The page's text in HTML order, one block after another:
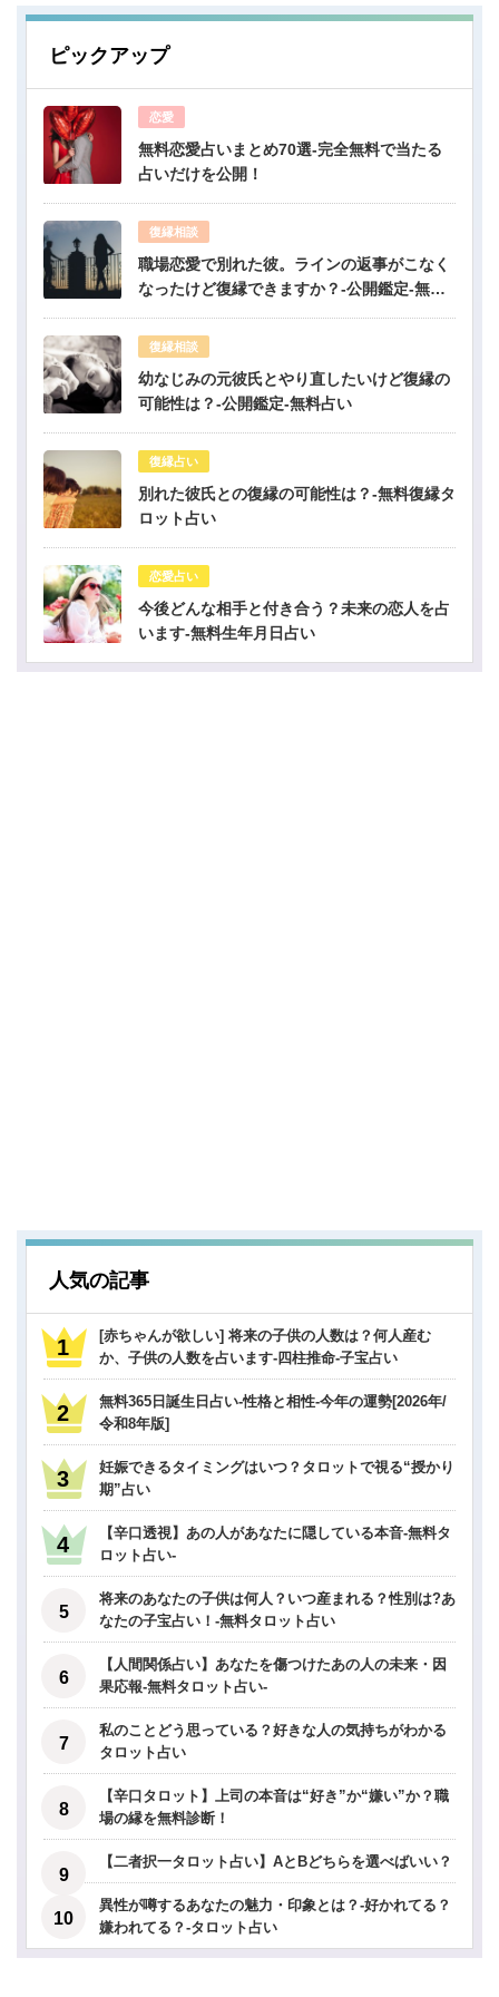
ピックアップ
恋愛
無料恋愛占いまとめ70選-完全無料で当たる
占いだけを公開！
復縁相談
職場恋愛で別れた彼。ラインの返事がこなく
なったけど復縁できますか？-公開鑑定-無料
復縁相談
幼なじみの元彼氏とやり直したいけど復縁の
可能性は？-公開鑑定-無料占い
復縁占い
別れた彼氏との復縁の可能性は？-無料復縁タ
ロット占い
恋愛占い
今後どんな相手と付き合う？未来の恋人を占
います-無料生年月日占い
人気の記事
[赤ちゃんが欲しい] 将来の子供の人数は？何人産む
か、子供の人数を占います-四柱推命-子宝占い
無料365日誕生日占い-性格と相性-今年の運勢[2026年/
令和8年版]
妊娠できるタイミングはいつ？タロットで視る“授かり
期”占い
【辛口透視】あの人があなたに隠している本音-無料タ
ロット占い-
将来のあなたの子供は何人？いつ産まれる？性別は?あ
なたの子宝占い！-無料タロット占い
【人間関係占い】あなたを傷つけたあの人の未来・因
果応報-無料タロット占い-
私のことどう思っている？好きな人の気持ちがわかる
タロット占い
【辛口タロット】上司の本音は“好き”か“嫌い”か？職
場の縁を無料診断！
【二者択一タロット占い】AとBどちらを選べばいい？
異性が噂するあなたの魅力・印象とは？-好かれてる？
嫌われてる？-タロット占い